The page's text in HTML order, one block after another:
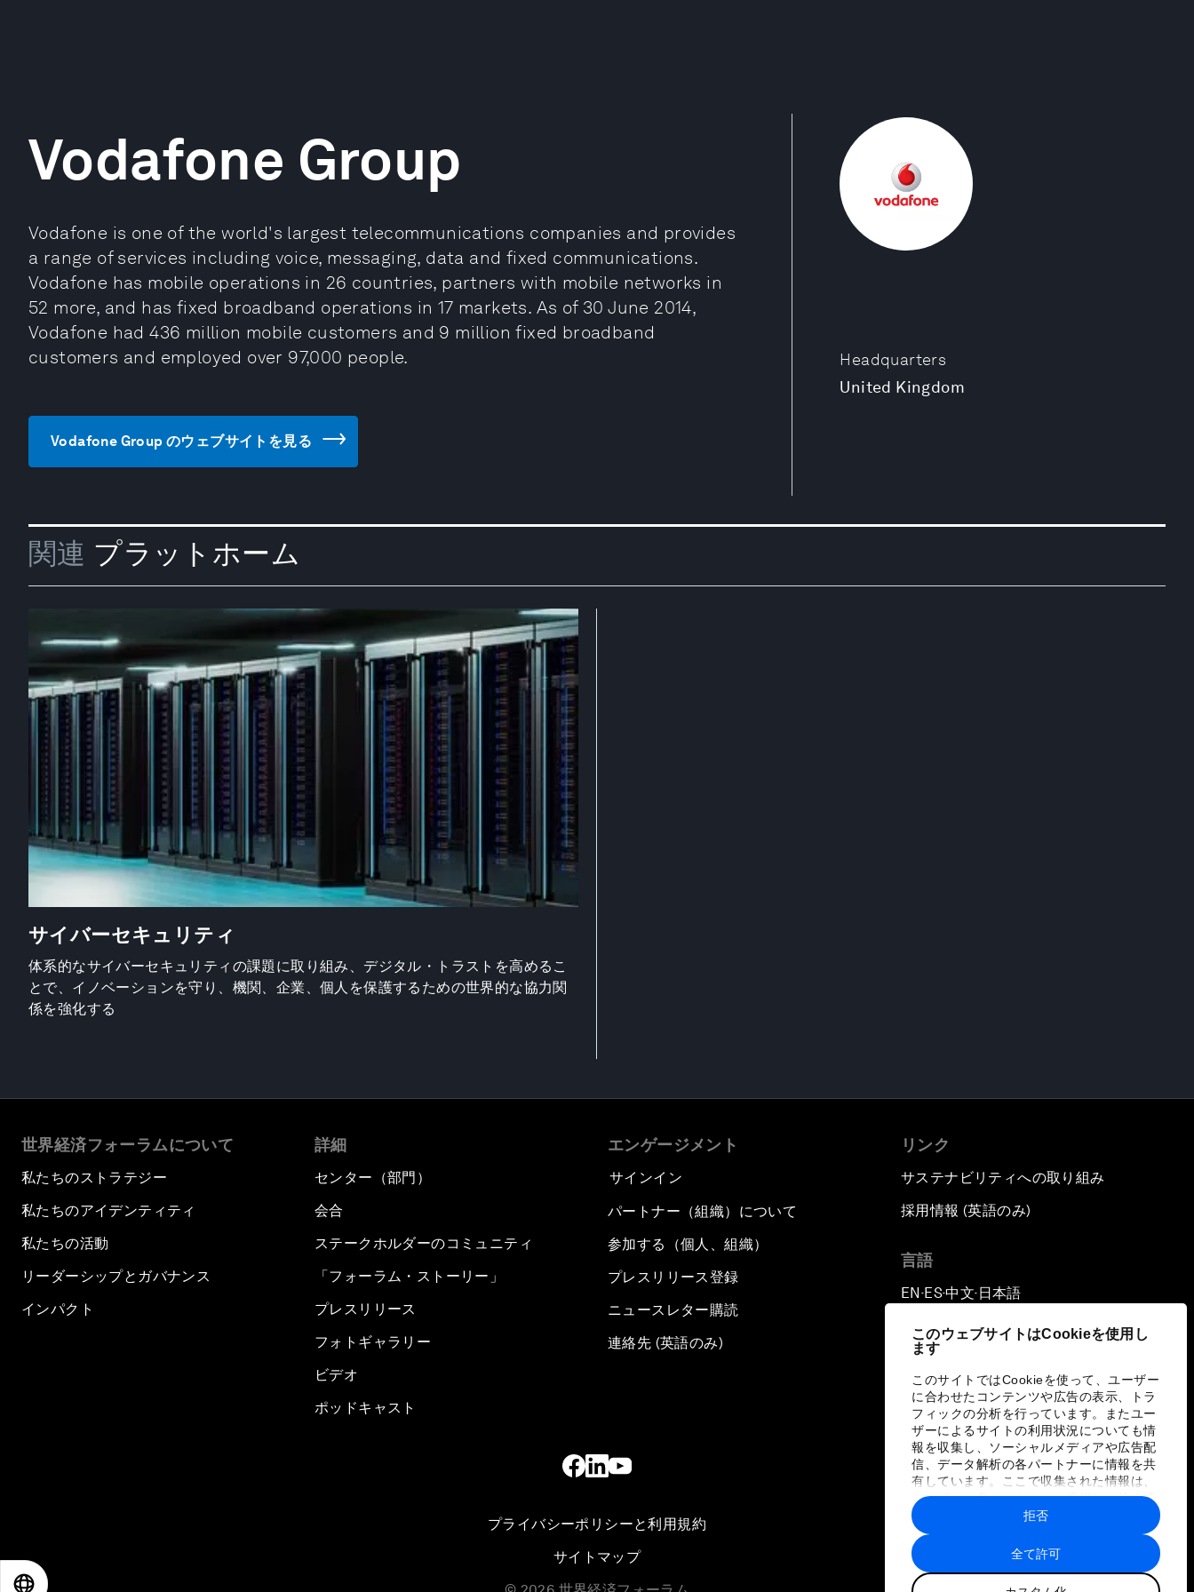
このウェブサイトはCookieを使用し
ます
このサイトではCookieを使って、ユーザー
に合わせたコンテンツや広告の表示、トラ
フィックの分析を行っています。またユー
ザーによるサイトの利用状況についても情
報を収集し、ソーシャルメディアや広告配
信、データ解析の各パートナーに情報を共
有しています。ここで収集された情報は、
ユーザーが各パートナーに提供した他の情
報や各パートナーのサービスを使用した際
に収集された情報と組み合わされ、各パー
トナーによって使用されることがありま
す。
全て許可
拒否
Headquarters
United Kingdom
Vodafone Group
Vodafone is one of the world's largest telecommunications companies and provides
a range of services including voice, messaging, data and fixed communications.
Vodafone has mobile operations in 26 countries, partners with mobile networks in
52 more, and has fixed broadband operations in 17 markets. As of 30 June 2014,
Vodafone had 436 million mobile customers and 9 million fixed broadband
customers and employed over 97,000 people.
Vodafone Group のウェブサイトを見る
関連 プラットホーム
サイバーセキュリティ
体系的なサイバーセキュリティの課題に取り組み、デジタル・トラストを高めるこ
とで、イノベーションを守り、機関、企業、個人を保護するための世界的な協力関
係を強化する
世界経済フォーラムについて
私たちのストラテジー
私たちのアイデンティティ
私たちの活動
リーダーシップとガバナンス
インパクト
詳細
センター（部門）
会合
ステークホルダーのコミュニティ
「フォーラム・ストーリー」
プレスリリース
フォトギャラリー
ビデオ
ポッドキャスト
エンゲージメント
サインイン
パートナー（組織）について
参加する（個人、組織）
プレスリリース登録
ニュースレター購読
連絡先 (英語のみ)
リンク
サステナビリティへの取り組み
採用情報 (英語のみ)
言語
EN ▪ES▪中文▪ 日本語
プライバシーポリシーと利用規約
サイトマップ